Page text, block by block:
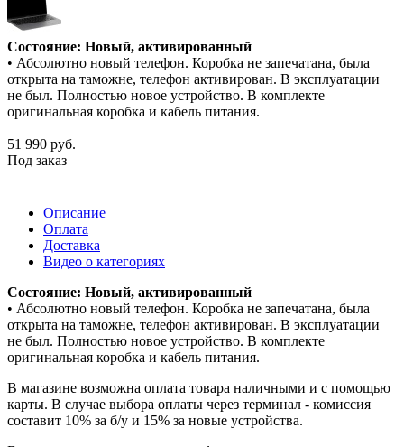
Состояние: Новый, активированный
• Абсолютно новый телефон. Коробка не запечатана, была
открыта на таможне, телефон активирован. В эксплуатации
не был. Полностью новое устройство. В комплекте
оригинальная коробка и кабель питания.
51 990 руб.
Под заказ
Описание
Оплата
Доставка
Видео о категориях
Состояние: Новый, активированный
• Абсолютно новый телефон. Коробка не запечатана, была
открыта на таможне, телефон активирован. В эксплуатации
не был. Полностью новое устройство. В комплекте
оригинальная коробка и кабель питания.
В магазине возможна оплата товара наличными и с помощью
карты. В случае выбора оплаты через терминал - комиссия
составит 10% за б/у и 15% за новые устройства.